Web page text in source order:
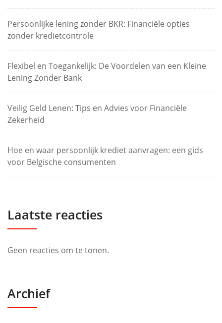
Persoonlijke lening zonder BKR: Financiële opties
zonder kredietcontrole
Flexibel en Toegankelijk: De Voordelen van een Kleine
Lening Zonder Bank
Veilig Geld Lenen: Tips en Advies voor Financiële
Zekerheid
Hoe en waar persoonlijk krediet aanvragen: een gids
voor Belgische consumenten
Laatste reacties
Geen reacties om te tonen.
Archief